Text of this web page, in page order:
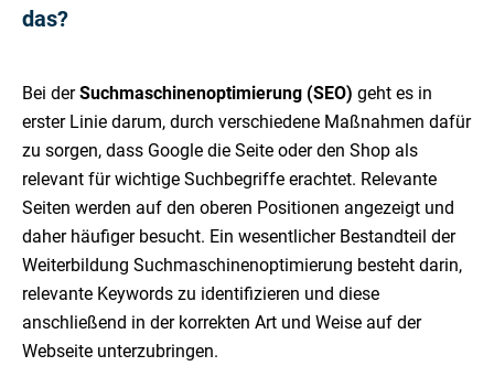
das?
Bei derSuchmaschinenoptimierung (SEO) geht es in
erster Linie darum, durch verschiedene Maßnahmen dafür
zu sorgen, dass Google die Seite oder den Shop als
relevant für wichtige Suchbegriffe erachtet. Relevante
Seiten werden auf den oberen Positionen angezeigt und
daher häufiger besucht. Ein wesentlicher Bestandteil der
Weiterbildung Suchmaschinenoptimierung besteht darin,
relevante Keywords zu identifizieren und diese
anschließend in der korrekten Art und Weise auf der
Webseite unterzubringen.